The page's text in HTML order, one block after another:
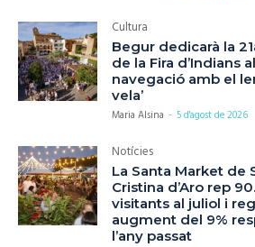
Cultura
Begur dedicarà la
de la Fira d’Indians
navegació amb el
vela’
Maria Alsina - 5 d'agost de 2026
Notícies
La Santa Market de
Cristina d’Aro rep
visitants al juliol i
augment del 9%
l’any passat